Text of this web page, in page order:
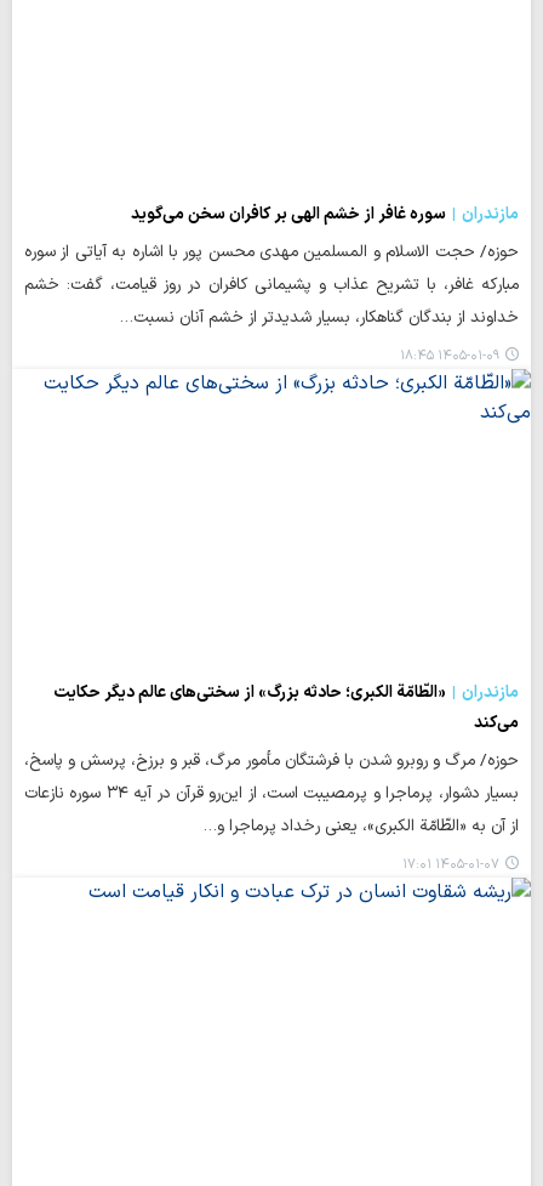
مازندران
سوره غافر از خشم الهی بر کافران سخن می‌گوید
حوزه/ حجت‌ الاسلام و المسلمین مهدی محسن پور با اشاره به آیاتی از سوره
مبارکه غافر، با تشریح عذاب و پشیمانی کافران در روز قیامت، گفت: خشم
خداوند از بندگان گناهکار، بسیار شدیدتر از خشم آنان نسبت…
۱۴۰۵-۰۱-۰۹ ۱۸:۴۵
مازندران
«الطّامّة الکبری؛ حادثه بزرگ» از سختی‌های عالم دیگر حکایت
می‌کند
حوزه/ مرگ و روبرو شدن با فرشتگان مأمور مرگ، قبر و برزخ، پرسش و پاسخ،
بسیار دشوار، پرماجرا و پرمصیبت است، از این‌رو قرآن در آیه ۳۴ سوره نازعات
از آن به «الطّامّة الکبری»، یعنی رخداد پرماجرا و…
۱۴۰۵-۰۱-۰۷ ۱۷:۰۱